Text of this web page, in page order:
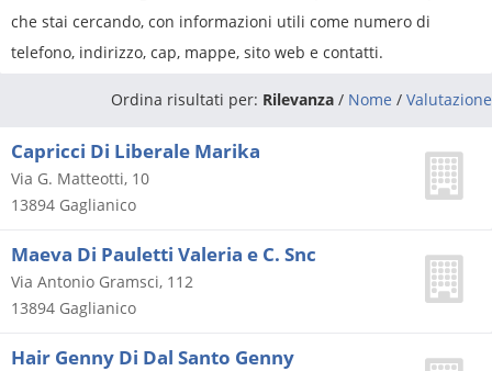
che stai cercando, con informazioni utili come numero di
telefono, indirizzo, cap, mappe, sito web e contatti.
Ordina risultati per: Rilevanza / Nome / Valutazione
Capricci Di Liberale Marika
Via G. Matteotti, 10
13894 Gaglianico
Maeva Di Pauletti Valeria e C. Snc
Via Antonio Gramsci, 112
13894 Gaglianico
Hair Genny Di Dal Santo Genny